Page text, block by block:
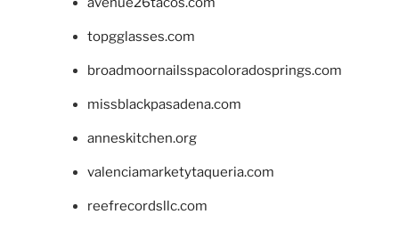
topgglasses.com
broadmoornailsspacoloradosprings.com
missblackpasadena.com
anneskitchen.org
valenciamarketytaqueria.com
reefrecordsllc.com